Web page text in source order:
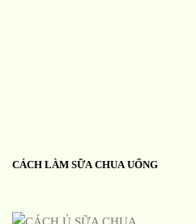
CÁCH LÀM SỮA CHUA UỐNG